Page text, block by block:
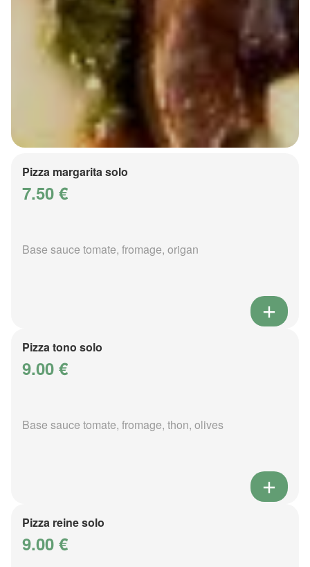
Pizza margarita solo
7.50 €
Base sauce tomate, fromage, origan
Pizza tono solo
9.00 €
Base sauce tomate, fromage, thon, olives
Pizza reine solo
9.00 €